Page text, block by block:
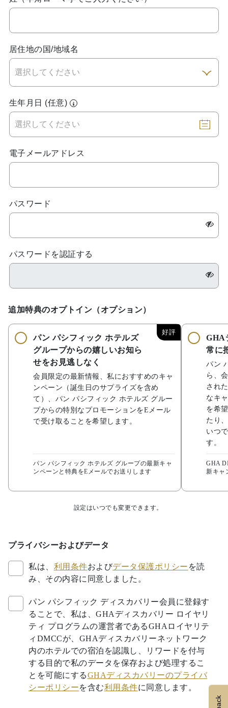
居住地の国/地域名
生年月日 (任意)
電子メールアドレス
パスワード
パスワードを認証する
追加特典のオプトイン（オプション）
好評
パン パシフィック ホテルズ
グループからの嬉しいお知ら
せをお見逃しなく
会員限定の最新情報、私におすすめのキャ
ンペーン（誕生日のサプライズを含め
て）、パン パシフィック ホテルズ グルー
プからの特別なプロモーションをEメール
で受け取ることを希望します。
パン パシフィック ホテルズ グループの最新キャ
ンペーンと特典をEメールでお送りします
GHA
常に
パン
ら、
され
なキ
を希
たり
いつ
す。
GHA
新キャ
設定はいつでも変更できます。
プライバシーおよびデータ
私は、 利用条件およびデータ保護ポリシー を読
み、その内容に同意しました。
パン パシフィック ディスカバリー会員に登録す
ることで、私は、GHAディスカバリー ロイヤリ
ティ プログラムの運営者であるGHAロイヤリテ
ィDMCCが、GHAディスカバリーネットワーク
内のホテルでの宿泊を認識し、リワードを付与
する目的で私のデータを保存および処理するこ
とを可能にするGHAディスカバリーのプライバ
シーポリシーを含む利用条件に同意します。